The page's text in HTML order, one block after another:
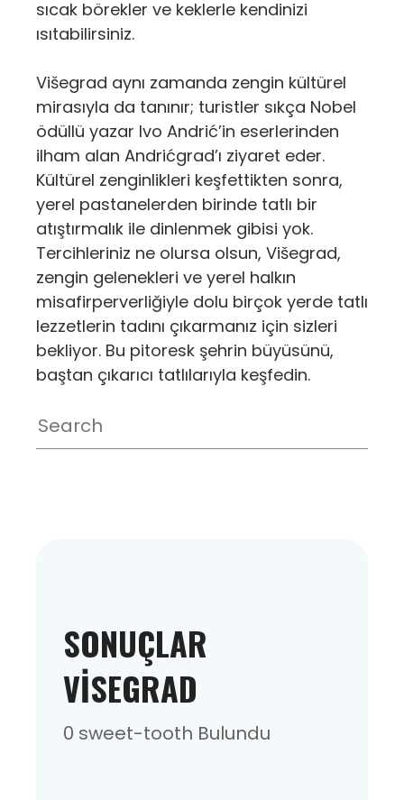
sıcak börekler ve keklerle kendinizi
ısıtabilirsiniz.
Višegrad aynı zamanda zengin kültürel
mirasıyla da tanınır; turistler sıkça Nobel
ödüllü yazar Ivo Andrić’in eserlerinden
ilham alan Andrićgrad’ı ziyaret eder.
Kültürel zenginlikleri keşfettikten sonra,
yerel pastanelerden birinde tatlı bir
atıştırmalık ile dinlenmek gibisi yok.
Tercihleriniz ne olursa olsun, Višegrad,
zengin gelenekleri ve yerel halkın
misafirperverliğiyle dolu birçok yerde tatlı
lezzetlerin tadını çıkarmanız için sizleri
bekliyor. Bu pitoresk şehrin büyüsünü,
baştan çıkarıcı tatlılarıyla keşfedin.
SONUÇLAR
VISEGRAD
0 sweet-tooth Bulundu